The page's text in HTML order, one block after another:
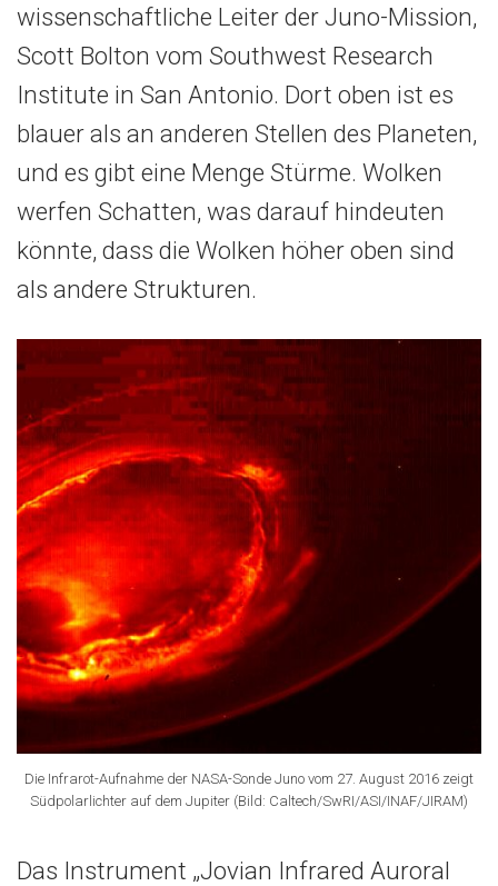
wissenschaftliche Leiter der Juno-Mission,
Scott Bolton vom Southwest Research
Institute in San Antonio. Dort oben ist es
blauer als an anderen Stellen des Planeten,
und es gibt eine Menge Stürme. Wolken
werfen Schatten, was darauf hindeuten
könnte, dass die Wolken höher oben sind
als andere Strukturen.
Die Infrarot-Aufnahme der NASA-Sonde Juno vom 27. August 2016 zeigt
Südpolarlichter auf dem Jupiter (Bild: Caltech/SwRI/ASI/INAF/JIRAM)
Das Instrument „Jovian Infrared Auroral